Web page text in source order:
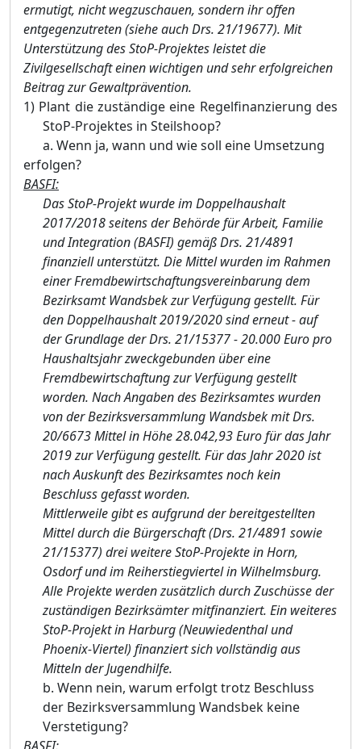
ermutigt, nicht wegzuschauen, sondern ihr offen
entgegenzutreten (siehe auch Drs. 21/19677). Mit
Unterstützung des StoP-Projektes leistet die
Zivilgesellschaft einen wichtigen und sehr erfolgreichen
Beitrag zur Gewaltprävention.
1) Plant die zuständige eine Regelfinanzierung des
StoP-Projektes in Steilshoop?
a. Wenn ja, wann und wie soll eine Umsetzung
erfolgen?
BASFI:
Das StoP-Projekt wurde im Doppelhaushalt
2017/2018 seitens der Behörde für Arbeit, Familie
und Integration (BASFI) gemäß Drs. 21/4891
finanziell unterstützt. Die Mittel wurden im Rahmen
einer Fremdbewirtschaftungsvereinbarung dem
Bezirksamt Wandsbek zur Verfügung gestellt. Für
den Doppelhaushalt 2019/2020 sind erneut - auf
der Grundlage der Drs. 21/15377 - 20.000 Euro pro
Haushaltsjahr zweckgebunden über eine
Fremdbewirtschaftung zur Verfügung gestellt
worden. Nach Angaben des Bezirksamtes wurden
von der Bezirksversammlung Wandsbek mit Drs.
20/6673 Mittel in Höhe 28.042,93 Euro für das Jahr
2019 zur Verfügung gestellt. Für das Jahr 2020 ist
nach Auskunft des Bezirksamtes noch kein
Beschluss gefasst worden.
Mittlerweile gibt es aufgrund der bereitgestellten
Mittel durch die Bürgerschaft (Drs. 21/4891 sowie
21/15377) drei weitere StoP-Projekte in Horn,
Osdorf und im Reiherstiegviertel in Wilhelmsburg.
Alle Projekte werden zusätzlich durch Zuschüsse der
zuständigen Bezirksämter mitfinanziert. Ein weiteres
StoP-Projekt in Harburg (Neuwiedenthal und
Phoenix-Viertel) finanziert sich vollständig aus
Mitteln der Jugendhilfe.
b. Wenn nein, warum erfolgt trotz Beschluss
der Bezirksversammlung Wandsbek keine
Verstetigung?